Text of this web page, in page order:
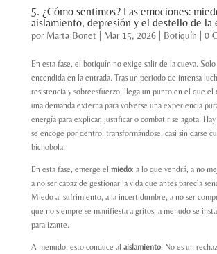
5. ¿Cómo sentimos? Las emociones:
aislamiento, depresión y el destello de la
por Marta Bonet Mar 15, 2026| Botiquín 0
En esta fase, el botiquín no exige salir de la cueva.
encendida en la entrada. Tras un periodo de intensa
resistencia y sobreesfuerzo, llega un punto en el que el
una demanda externa para volverse una experiencia
energía para explicar, justificar o combatir se agota.
se encoge por dentro, transformándose, casi sin darse
bichobola.
En esta fase, emerge el miedo: a lo que vendrá, a no
a no ser capaz de gestionar la vida que antes parecía
Miedo al sufrimiento, a la incertidumbre, a no ser
que no siempre se manifiesta a gritos, a menudo se
paralizante.
A menudo, esto conduce al aislamiento. No es un